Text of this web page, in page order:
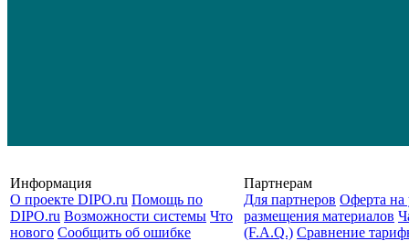
Информация
О проекте DIPO.ru Помощь по
DIPO.ru Возможности системы Что
нового Сообщить об ошибке
Партнерам
Для партнеров Оферта на
размещения материалов
(F.A.Q.) Cравнение